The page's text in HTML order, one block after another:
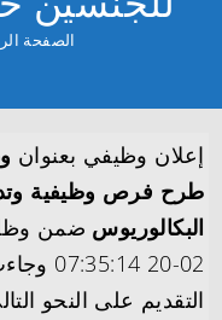
الصفحة
إعلان وظيفي بعنوان
طرح فرص وظيفية
البكالوريوس
02-20
التقديم على النحو